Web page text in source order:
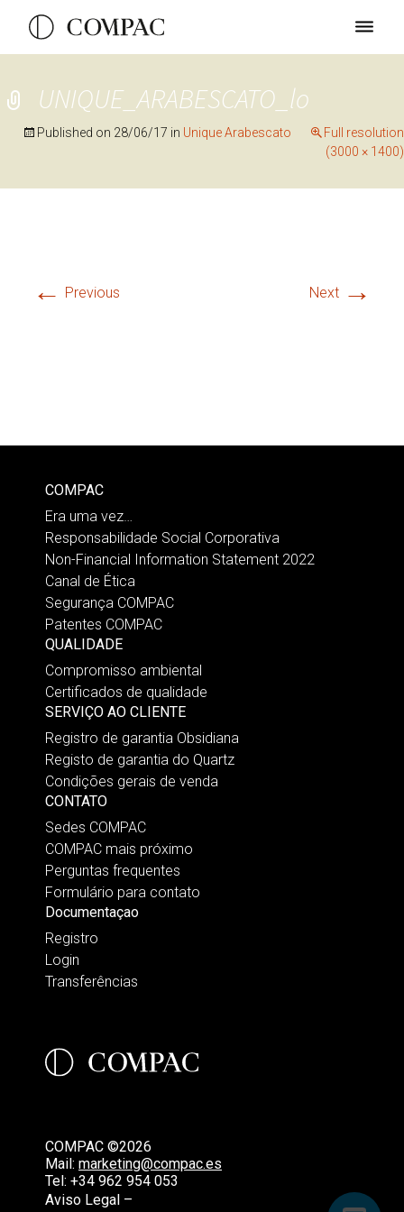
UNIQUE_ARABESCATO_lo
Published on 28/06/17 in Unique Arabescato
Full resolution
(3000 × 1400)
← Previous Next →
COMPAC
Era uma vez…
Responsabilidade Social Corporativa
Non-Financial Information Statement 2022
Canal de Ética
Segurança COMPAC
Patentes COMPAC
QUALIDADE
Compromisso ambiental
Certificados de qualidade
SERVIÇO AO CLIENTE
Registro de garantia Obsidiana
Registo de garantia do Quartz
Condições gerais de venda
CONTATO
Sedes COMPAC
COMPAC mais próximo
Perguntas frequentes
Formulário para contato
Documentaçao
Registro
Login
Transferências
COMPAC ©2026
Mail: marketing@compac.es
Tel: +34 962 954 053
Aviso Legal –